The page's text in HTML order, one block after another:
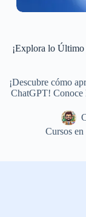
¡Explora lo
¡Descubre cómo
ChatGPT! Conoce
Cursos